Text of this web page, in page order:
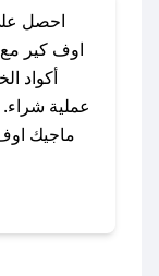
احصل
اوف كير
أكواد
عملية
ماجيك
مثل عيد